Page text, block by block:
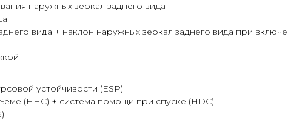
наружных зеркал заднего вида
вида + наклон наружных зеркал заднего вида при
устойчивости (ESP)
(HHC) + система помощи при спуске (HDC)